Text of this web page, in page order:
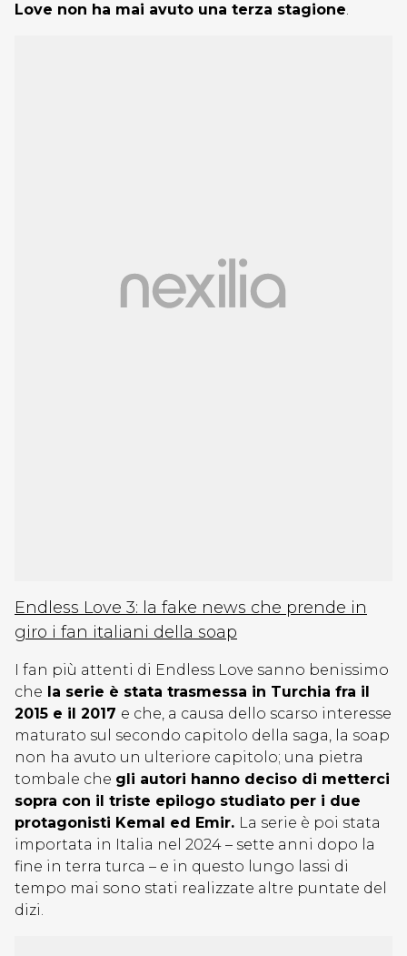
Love non ha mai avuto una terza stagione.
Endless Love 3: la fake news che prende in
giro i fan italiani della soap
I fan più attenti di Endless Love sanno benissimo
che la serie è stata trasmessa in Turchia fra il
2015 e il 2017 e che, a causa dello scarso interesse
maturato sul secondo capitolo della saga, la soap
non ha avuto un ulteriore capitolo; una pietra
tombale che gli autori hanno deciso di metterci
sopra con il triste epilogo studiato per i due
protagonisti Kemal ed Emir. La serie è poi stata
importata in Italia nel 2024 – sette anni dopo la
fine in terra turca – e in questo lungo lassi di
tempo mai sono stati realizzate altre puntate del
dizi.